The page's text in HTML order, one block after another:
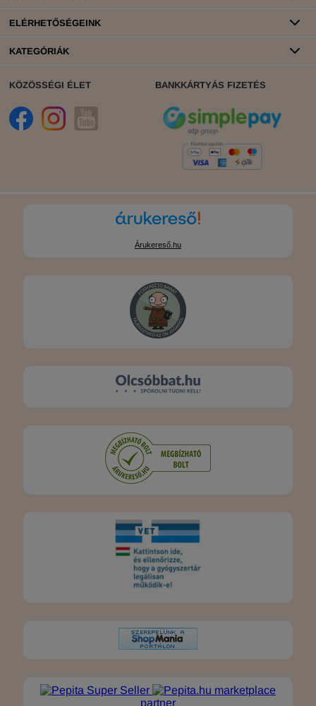
ELÉRHETŐSÉGEINK
KATEGÓRIÁK
KÖZÖSSÉGI ÉLET BANKKÁRTYÁS FIZETÉS
Árukereső.hu
marketplace
partner